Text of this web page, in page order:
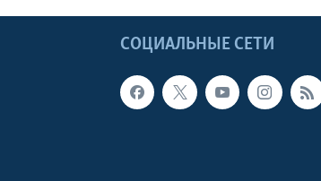
СОЦИАЛЬНЫЕ СЕТИ